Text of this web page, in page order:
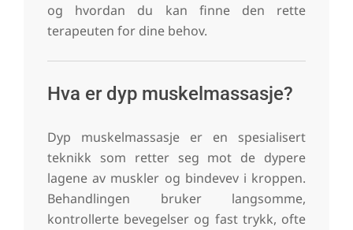
og hvordan du kan finne den rette
terapeuten for dine behov.
Hva er dyp muskelmassasje?
Dyp muskelmassasje er en spesialisert
teknikk som retter seg mot de dypere
lagene av muskler og bindevev i kroppen.
Behandlingen bruker langsomme,
kontrollerte bevegelser og fast trykk, ofte